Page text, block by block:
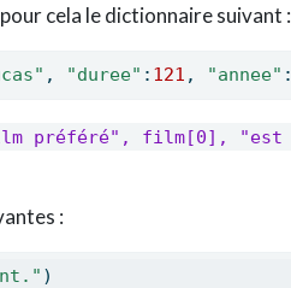
cela le dictionnaire suivant :
, "duree" : 121 , "annee" :
préféré", film[0], "est
:
)